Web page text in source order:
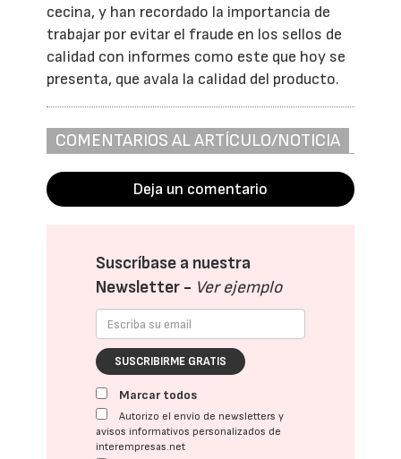
cecina, y han recordado la importancia de
trabajar por evitar el fraude en los sellos de
calidad con informes como este que hoy se
presenta, que avala la calidad del producto.
COMENTARIOS AL ARTÍCULO/NOTICIA
Deja un comentario
Suscríbase a nuestra
Newsletter - Ver ejemplo
SUSCRIBIRME GRATIS
Marcar todos
Autorizo el envío de newsletters y
avisos informativos personalizados de
interempresas.net